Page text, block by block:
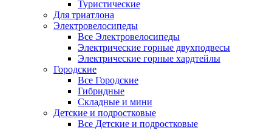
Туристические
Для триатлона
Электровелосипеды
Все Электровелосипеды
Электрические горные двухподвесы
Электрические горные хардтейлы
Городские
Все Городские
Гибридные
Складные и мини
Детские и подростковые
Все Детские и подростковые